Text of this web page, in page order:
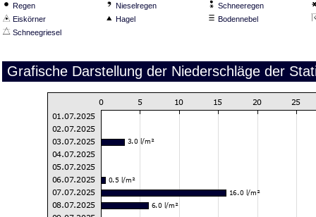
Regen Nieselregen
Schneeregen
Eiskörner
Hagel
Bodennebel
Schneegriesel
Grafische Darstellung der Niederschläge der